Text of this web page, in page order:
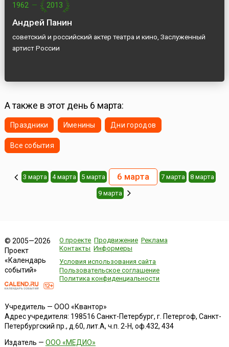
1962 — 2013
Андрей Панин
советский и российский актер театра и кино, Заслуженный
артист России
А также в этот день 6 марта:
Праздники Именины Дни городов
Все события
3 марта 4 марта 5 марта 6 марта 7 марта 8 марта
9 марта
© 2005—2026
Проект
«Календарь
событий»
О проекте Продвижение Реклама
Контакты Информеры
Условия использования сайта
Пользовательское соглашение
Политика конфиденциальности
Учредитель — ООО «Квантор»
Адрес учредителя: 198516 Санкт-Петербург, г. Петергоф, Санкт-
Петербургский пр., д.60, лит.А, ч.п. 2-Н, оф.432, 434
Издатель — ООО «МЕДИО»